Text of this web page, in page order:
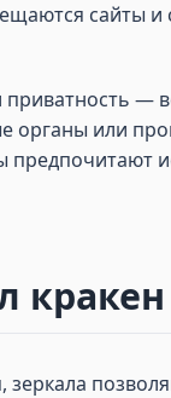
сайты
—
органы или